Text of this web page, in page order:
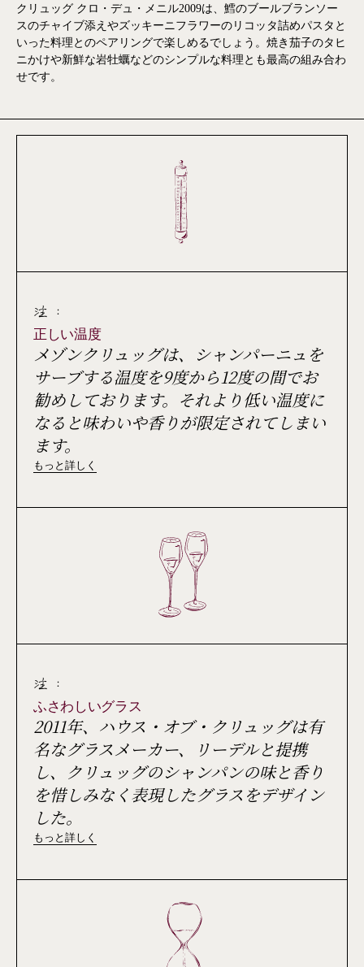
クリュッグ クロ・デュ・メニル2009は、鱈のブールブランソー
スのチャイブ添えやズッキーニフラワーのリコッタ詰めパスタと
いった料理とのペアリングで楽しめるでしょう。焼き茄子のタヒ
ニかけや新鮮な岩牡蠣などのシンプルな料理とも最高の組み合わ
せです。
注 :
正しい温度
メゾンクリュッグは、シャンパーニュを
サーブする温度を9度から12度の間でお
勧めしております。それより低い温度に
なると味わいや香りが限定されてしまい
ます。
もっと詳しく
注 :
ふさわしいグラス
2011年、ハウス・オブ・クリュッグは有
名なグラスメーカー、リーデルと提携
し、クリュッグのシャンパンの味と香り
を惜しみなく表現したグラスをデザイン
した。
もっと詳しく